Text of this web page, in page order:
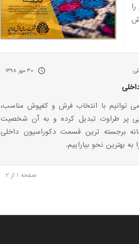
۳۰ مهر ۱۳۹۸
توانیم با انتخاب فرش و کفپوش مناسب،
پر طراوت تبدیل کرده و به آن شخصیت
برجسته ترین قسمت دکوراسیون داخلی
بهترین نحو بیاراییم.
صفحه 1 از 2